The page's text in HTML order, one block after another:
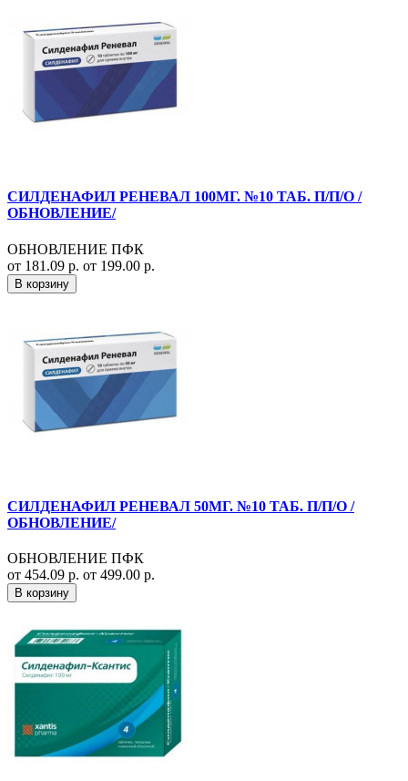
СИЛДЕНАФИЛ РЕНЕВАЛ 100МГ. №10 ТАБ. П/П/О /
ОБНОВЛЕНИЕ/
ОБНОВЛЕНИЕ ПФК
от 181.09 р. от 199.00 р.
В корзину
СИЛДЕНАФИЛ РЕНЕВАЛ 50МГ. №10 ТАБ. П/П/О /
ОБНОВЛЕНИЕ/
ОБНОВЛЕНИЕ ПФК
от 454.09 р. от 499.00 р.
В корзину